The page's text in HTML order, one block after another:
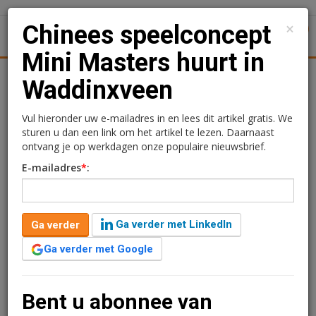
Juridisch | Fiscaal
Chinees speelconcept
Mini Masters huurt in
Waddinxveen
Redactie
16 maart 2026 om 15:35
2 minuten leestijd
Vastgoedbelegger Altera heeft ruim 800 m2 BVO
×
Chinees speelconcept
Mini Masters huurt in
Waddinxveen
Vul hieronder uw e-mailadres in en lees dit artikel gratis. We
sturen u dan een link om het artikel te lezen. Daarnaast
ontvang je op werkdagen onze populaire nieuwsbrief.
E-mailadres*:
Ga verder
Ga verder met LinkedIn
Ga verder met Google
Bent u abonnee van